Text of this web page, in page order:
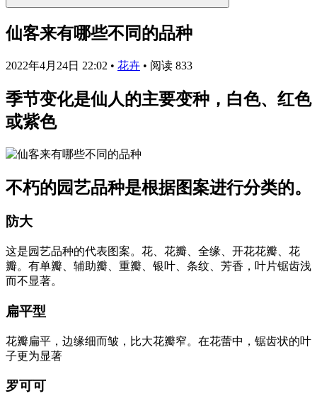
仙客来有哪些不同的品种
2022年4月24日 22:02 • 花卉 • 阅读 833
季节变化是仙人的主要变种，白色、红色
或紫色
不朽的园艺品种是根据图案进行分类的。
防大
这是园艺品种的代表图案。花、花瓣、全缘、开花花瓣、花
瓣。有单瓣、辅助瓣、重瓣、银叶、条纹、芳香，叶片锯齿浅
而不显著。
扁平型
花瓣扁平，边缘细而皱，比大花瓣窄。在花蕾中，锯齿状的叶
子更为显著
罗可可